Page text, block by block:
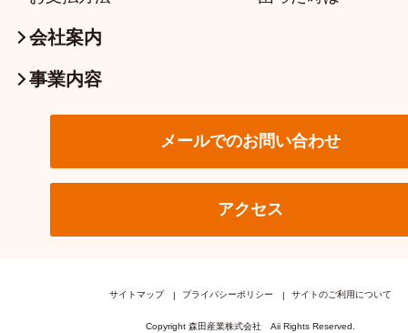
会社案内
事業内容
メールでのお問い合わせ
アクセス
サイトマップ プライバシーポリシー サイトのご利用について
Copyright 森田産業株式会社 Aii Rights Reserved.